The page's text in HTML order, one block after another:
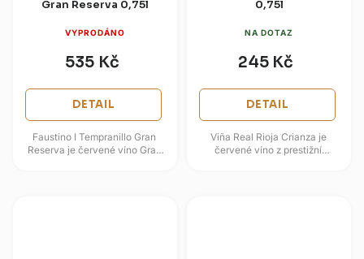
Gran Reserva 0,75l
VYPRODÁNO
535 Kč
DETAIL
Faustino I Tempranillo Gran
Reserva je červené víno Gran
0,75l
NA DOTAZ
245 Kč
DETAIL
Viña Real Rioja Crianza je
červené víno z prestižní